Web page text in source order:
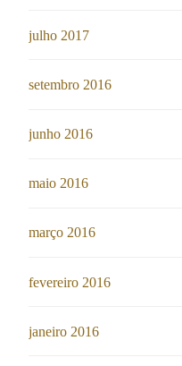
julho 2017
setembro 2016
junho 2016
maio 2016
março 2016
fevereiro 2016
janeiro 2016